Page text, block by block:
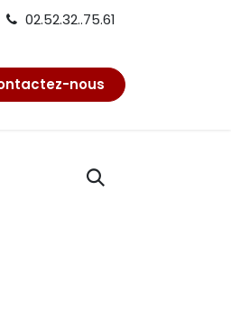
02.52.32..75.61
nous